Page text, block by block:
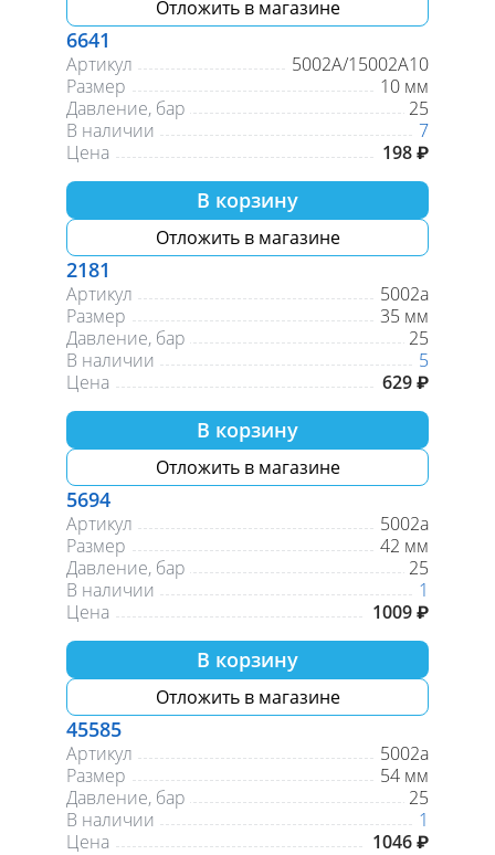
Отложить в магазине
6641
Артикул
5002А/15002A10
Размер
10 мм
Давление, бар
25
В наличии
7
Цена
198 ₽
В корзину
Отложить в магазине
2181
Артикул
5002а
Размер
35 мм
Давление, бар
25
В наличии
5
Цена
629 ₽
В корзину
Отложить в магазине
5694
Артикул
5002а
Размер
42 мм
Давление, бар
25
В наличии
1
Цена
1009 ₽
В корзину
Отложить в магазине
45585
Артикул
5002а
Размер
54 мм
Давление, бар
25
В наличии
1
Цена
1046 ₽